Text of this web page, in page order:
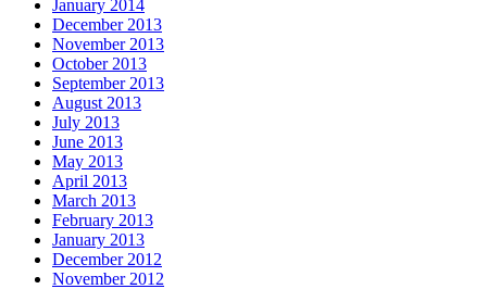
January 2014
December 2013
November 2013
October 2013
September 2013
August 2013
July 2013
June 2013
May 2013
April 2013
March 2013
February 2013
January 2013
December 2012
November 2012